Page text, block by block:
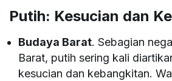
Putih: Kesucian dan
Budaya Barat. Sebagian
Barat, putih sering kali
kesucian dan kebangkitan.